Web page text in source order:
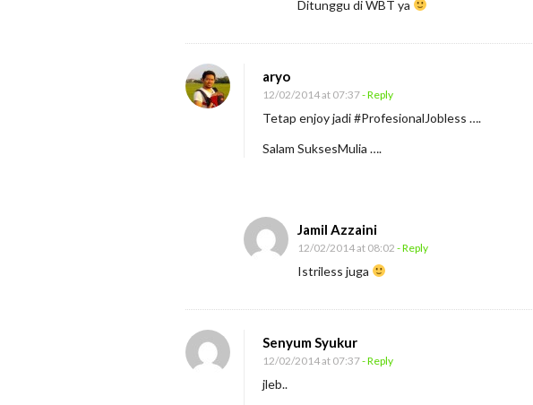
g
u
n
Ditunggu di WBT ya
aryo
12/02/2014 at 07:37- Reply
Tetap enjoy jadi #ProfesionalJobless ….
Salam SuksesMulia ….
Jamil Azzaini
12/02/2014 at 08:02 - Reply
Istriless juga
Senyum Syukur
12/02/2014 at 07:37- Reply
jleb..